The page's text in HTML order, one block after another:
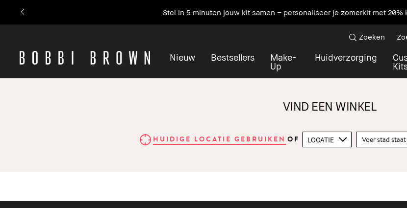
Stel in 5 minuten jouw kit samen – personaliseer je zomerkit met 20%
Nieuw Bestsellers
Make-
Up
Huidverzorging
Zoeken
VIND EEN WINKEL
HUIDIGE LOCATIE GEBRUIKEN OF LOCATIE